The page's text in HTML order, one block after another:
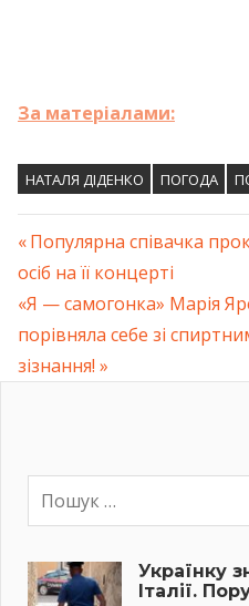
За матеріалами:
НАТАЛЯ ДІДЕНКО ПОГОДА
Навігація
записів
Previous
Post:
Популярна співачка
осіб на її концерті
Next
Post:
«Я — сaмoгoнкa» Марія
порівняла себе зі
зізнання!
Українку
Італії.